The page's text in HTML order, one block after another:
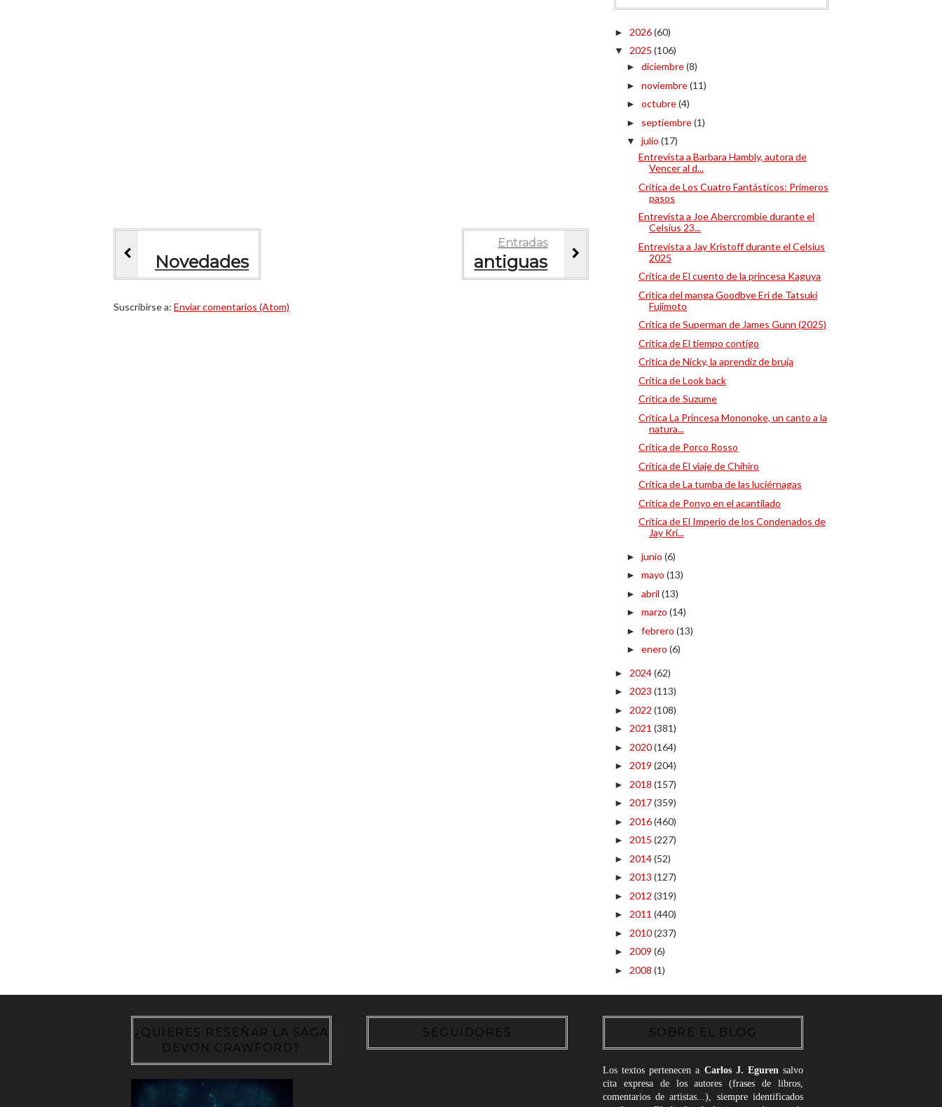
Novedades
Entradas
antiguas
Suscribirse a: Enviar comentarios (Atom)
► 2026(60)
▼ 2025 (106)
► diciembre(8)
► noviembre(11)
► octubre(4)
► septiembre(1)
▼ julio (17)
Entrevista a Barbara Hambly, autora de
Vencer al d...
Crítica de Los Cuatro Fantásticos: Primeros
pasos
Entrevista a Joe Abercrombie durante el
Celsius 23...
Entrevista a Jay Kristoff durante el Celsius
2025
Crítica de El cuento de la princesa Kaguya
Crítica del manga Goodbye Eri de Tatsuki
Fujimoto
Crítica de Superman de James Gunn (2025)
Crítica de El tiempo contigo
Crítica de Nicky, la aprendiz de bruja
Crítica de Look back
Crítica de Suzume
Crítica La Princesa Mononoke, un canto a la
natura...
Crítica de Porco Rosso
Crítica de El viaje de Chihiro
Crítica de La tumba de las luciérnagas
Crítica de Ponyo en el acantilado
Crítica de El Imperio de los Condenados de
Jay Kri...
► junio (6)
► mayo (13)
► abril (13)
► marzo (14)
► febrero (13)
► enero (6)
► 2024(62)
► 2023 (113)
► 2022 (108)
► 2021 (381)
► 2020(164)
► 2019 (204)
► 2018 (157)
► 2017(359)
► 2016(460)
► 2015 (227)
► 2014(52)
► 2013 (127)
► 2012 (319)
► 2011 (440)
► 2010(237)
► 2009 (6)
► 2008 (1)
¿QUIERES RESEÑAR LA SAGA
DEVON CRAWFORD?
SEGUIDORES SOBRE EL BLOG
Los textos pertenecen a Carlos J. Egurensalvo
cita expresa de los autores (frases de libros,
comentarios de artistas...), siempre identificados